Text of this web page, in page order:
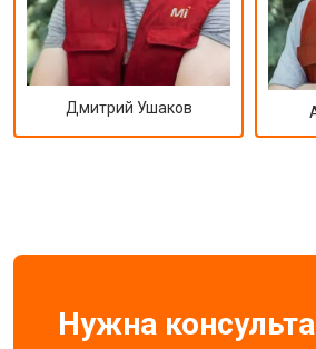
Дмитрий Ушаков
Нужна